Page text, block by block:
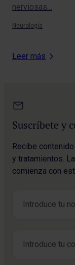
nerviosas…
Neurología
Leer más
Suscríbete y
Recibe
y tratamientos.
comienza con